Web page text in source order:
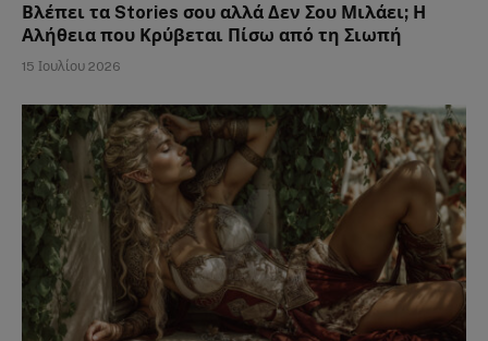
Βλέπει τα Stories σου αλλά Δεν Σου Μιλάει; Η
Αλήθεια που Κρύβεται Πίσω από τη Σιωπή
15 Ιουλίου 2026